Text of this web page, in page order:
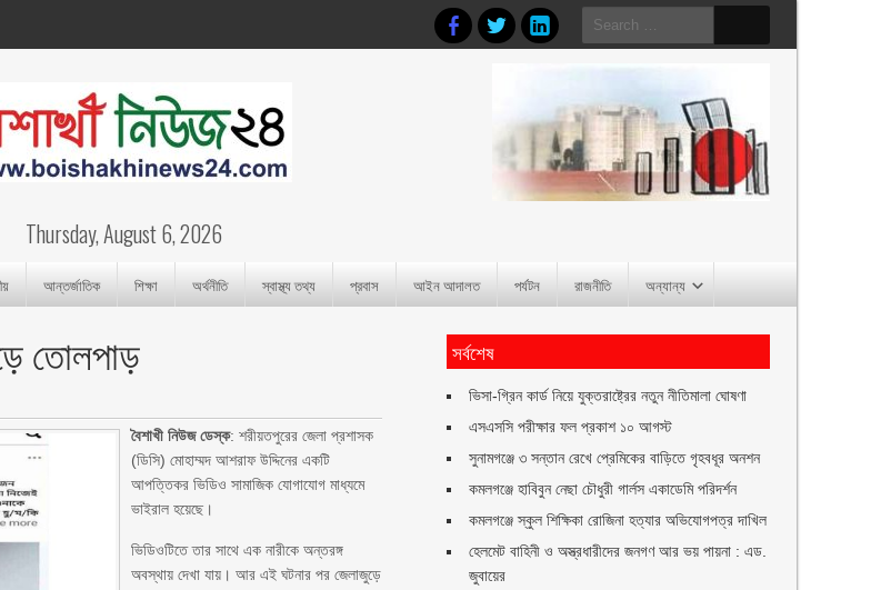
Search
for:
Thursday, August 6, 2026
আন্তর্জাতিক শিক্ষা অর্থনীতি স্বাস্থ্য তথ্য প্রবাস আইন আদালত পর্যটন রাজনীতি অন্যান্য
তোলপাড়
বৈশাখী নিউজ ডেস্ক: শরীয়তপুরের জেলা প্রশাসক
(ডিসি) মোহাম্মদ আশরাফ উদ্দিনের একটি
আপত্তিকর ভিডিও সামাজিক যোগাযোগ মাধ্যমে
ভাইরাল হয়েছে।
ভিডিওটিতে তার সাথে এক নারীকে অন্তরঙ্গ
অবস্থায় দেখা যায়। আর এই ঘটনার পর জেলাজুড়ে
সর্বশেষ
ভিসা-গ্রিন কার্ড নিয়ে যুক্তরাষ্ট্রের নতুন নীতিমালা ঘোষণা
এসএসসি পরীক্ষার ফল প্রকাশ ১০ আগস্ট
সুনামগঞ্জে ৩ সন্তান রেখে প্রেমিকের বাড়িতে গৃহবধূর অনশন
কমলগঞ্জে হাবিবুন নেছা চৌধুরী গার্লস একাডেমি পরিদর্শন
কমলগঞ্জে স্কুল শিক্ষিকা রোজিনা হত্যার অভিযোগপত্র দাখিল
হেলমেট বাহিনী ও অস্ত্রধারীদের জনগণ আর ভয় পায়না : এড.
জুবায়ের